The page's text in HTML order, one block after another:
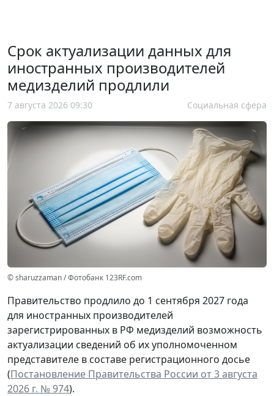
Срок актуализации данных для
иностранных производителей
медизделий продлили
7 августа 2026 09:30 Социальная сфера
© sharuzzaman / Фотобанк 123RF.com
Правительство продлило до 1 сентября 2027 года
для иностранных производителей
зарегистрированных в РФ медизделий возможность
актуализации сведений об их уполномоченном
представителе в составе регистрационного досье
(Постановление Правительства России от 3 августа
2026 г. № 974).